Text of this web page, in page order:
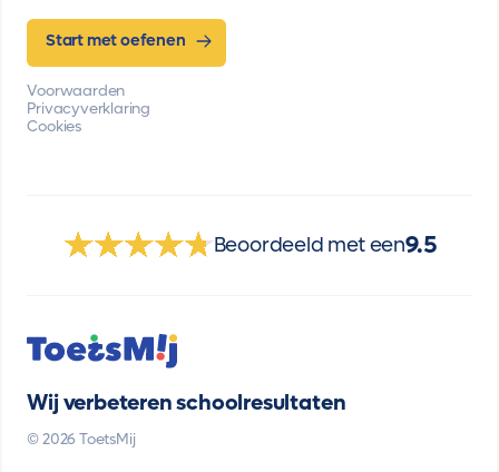
Start met oefenen
Voorwaarden
Privacyverklaring
Cookies
Beoordeeld met een9.5
Wij verbeteren schoolresultaten
© 2026 ToetsMij